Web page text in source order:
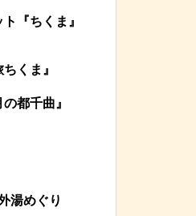
『ちくま 』
くま』
の都千曲 』
湯めぐり